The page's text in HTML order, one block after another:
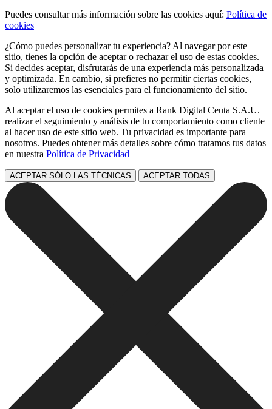
Puedes consultar más información sobre las cookies aquí: Política de
cookies
¿Cómo puedes personalizar tu experiencia? Al navegar por este
sitio, tienes la opción de aceptar o rechazar el uso de estas cookies.
Si decides aceptar, disfrutarás de una experiencia más personalizada
y optimizada. En cambio, si prefieres no permitir ciertas cookies,
solo utilizaremos las esenciales para el funcionamiento del sitio.
Al aceptar el uso de cookies permites a Rank Digital Ceuta S.A.U.
realizar el seguimiento y análisis de tu comportamiento como cliente
al hacer uso de este sitio web. Tu privacidad es importante para
nosotros. Puedes obtener más detalles sobre cómo tratamos tus datos
en nuestra Política de Privacidad
ACEPTAR SÓLO LAS TÉCNICAS ACEPTAR TODAS